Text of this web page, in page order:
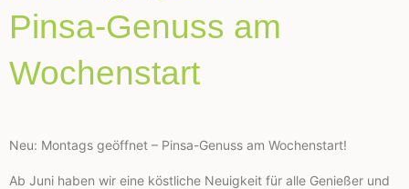
Pinsa-Genuss am
Wochenstart
Neu: Montags geöffnet – Pinsa-Genuss am Wochenstart!
Ab Juni haben wir eine köstliche Neuigkeit für alle Genießer und